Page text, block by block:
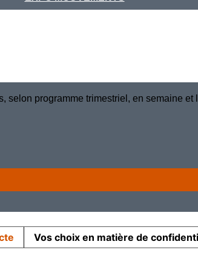
selon programme trimestriel, en semaine et
Vos choix en matière de